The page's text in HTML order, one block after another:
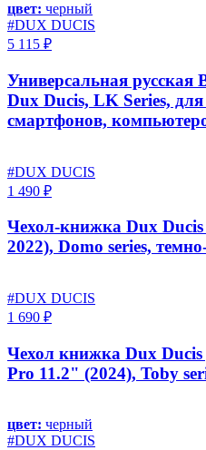
цвет: черный
#DUX DUCIS
5 115 ₽
Универсальная русская
Dux Ducis, LK Series,
смартфонов,
#DUX DUCIS
1 490 ₽
Чехол-книжка Dux
2022), Domo series,
#DUX DUCIS
1 690 ₽
Чехол книжка Dux
Pro 11.2" (2024), Toby
цвет: черный
#DUX DUCIS